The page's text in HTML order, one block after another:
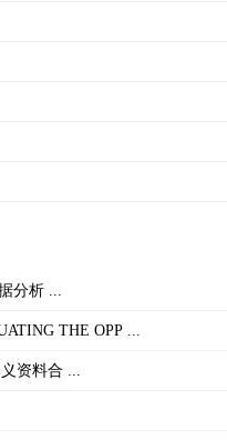
分析 ...
THE OPP ...
资料合 ...